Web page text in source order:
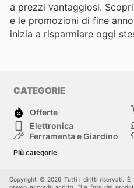
a prezzi vantaggiosi.
e le promozioni di fine
inizia a risparmiare oggi
CATEGORIE
Offerte
Elettronica
Ferramenta e Giardino
Bambini e Neonati
Più categorie
Copyright © 2026 Tutti i diritti riservati. È